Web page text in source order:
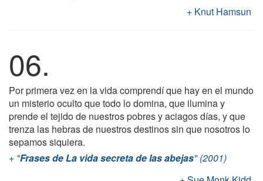
Knut Hamsun
06.
Por primera vez en la vida comprendí que hay en el mundo
un misterio oculto que todo lo domina, que ilumina y
prende el tejido de nuestros pobres y aciagos días, y que
trenza las hebras de nuestros destinos sin que nosotros lo
sepamos siquiera.
"Frases de La vida secreta de las abejas" (2001)